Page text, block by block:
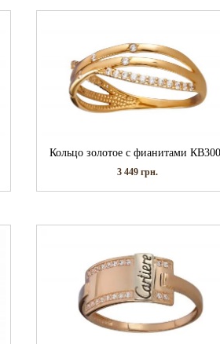
Кольцо золотое с фианитами
3 449грн.